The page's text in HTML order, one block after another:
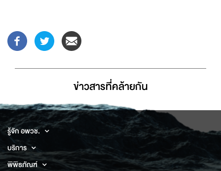
ข่าวสารที่่คล้ายกัน
รู้จัก อพวช.
บริการ
พิพิธภัณฑ์